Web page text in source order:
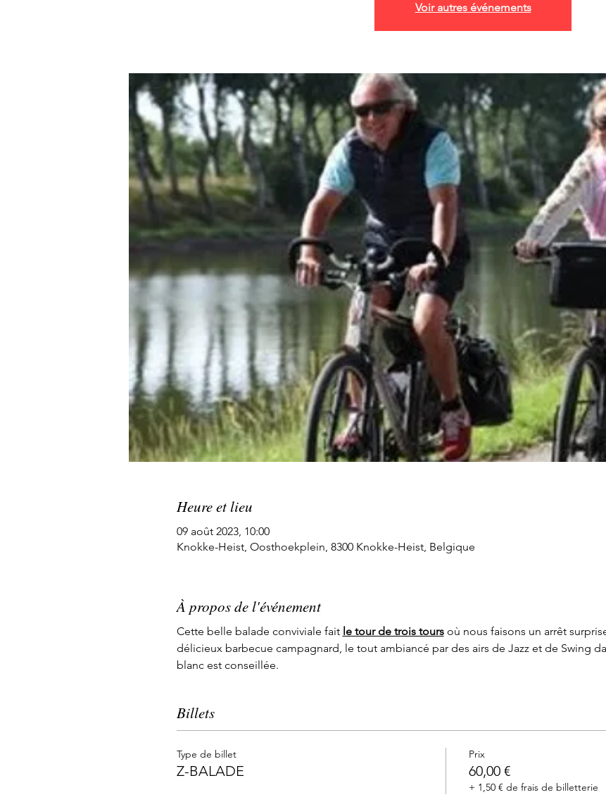
Voir autres événements
Heure et lieu
09 août 2023, 10:00
Knokke-Heist, Oosthoekplein, 8300 Knokke-Heist, Belgique
À propos de l'événement
Cette belle balade conviviale fait le tour de trois tours où nous faisons un arrêt
délicieux barbecue campagnard, le tout ambiancé par des airs de Jazz et de Swing
blanc est conseillée.
Billets
Type de billet
Z-BALADE
Prix
60,00 €
+ 1,50 € de frais de billetterie